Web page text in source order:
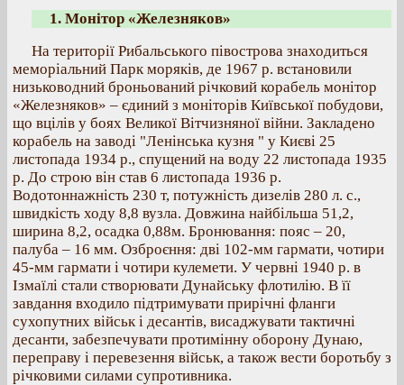
1. Монітор «Железняков»
На території Рибальського півострова знаходиться
меморіальний Парк моряків, де 1967 р. встановили
низьководний броньований річковий корабель монітор
«Железняков» – єдиний з моніторів Київської побудови,
що вцілів у боях Великої Вітчизняної війни. Закладено
корабель на заводі "Ленінська кузня " у Києві 25
листопада 1934 р., спущений на воду 22 листопада 1935
р. До строю він став 6 листопада 1936 р.
Водотоннажність 230 т, потужність дизелів 280 л. с.,
швидкість ходу 8,8 вузла. Довжина найбільша 51,2,
ширина 8,2, осадка 0,88м. Бронювання: пояс – 20,
палуба – 16 мм. Озброєння: дві 102-мм гармати, чотири
45-мм гармати і чотири кулемети. У червні 1940 р. в
Ізмаїлі стали створювати Дунайську флотилію. В її
завдання входило підтримувати прирічні фланги
сухопутних військ і десантів, висаджувати тактичні
десанти, забезпечувати протимінну оборону Дунаю,
переправу і перевезення військ, а також вести боротьбу з
річковими силами супротивника.